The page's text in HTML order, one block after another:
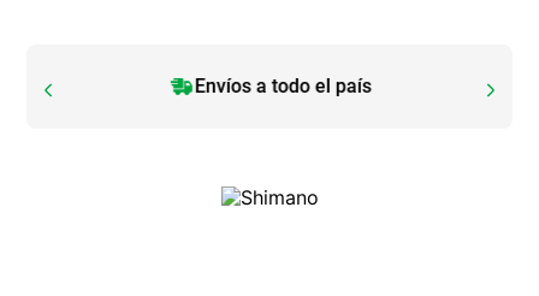
Envíos a todo el país